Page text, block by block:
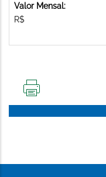
Valor Mensal:
R$
PÁGINA